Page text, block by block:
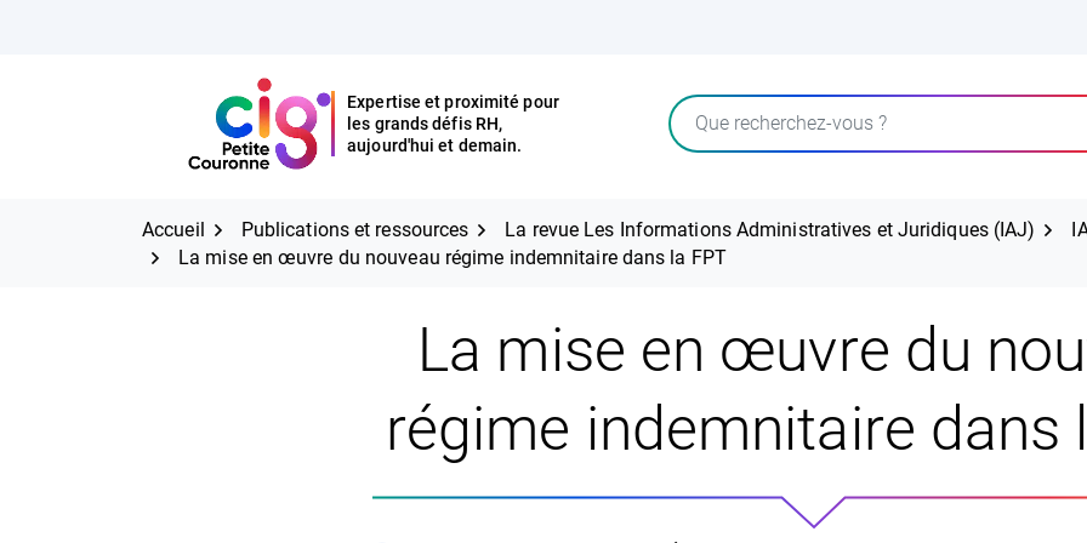
CIG Petite Couronne
Expertise et proximité pour
les grands défis RH,
aujourd'hui et demain.
Rechercher
CIG Petite Couronne
Expertise et proximité pour
les grands défis RH,
aujourd'hui et demain.
Accueil Publications et ressources La revue Les Informations Administratives et Juridiques (IAJ)
La mise en œuvre du nouveau régime indemnitaire dans la FPT
La mise en œuvre du
régime indemnitaire dans